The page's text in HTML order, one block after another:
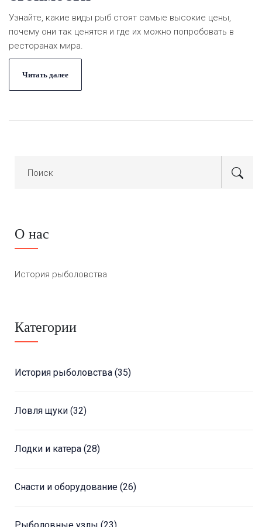
Узнайте, какие виды рыб стоят самые высокие цены,
почему они так ценятся и где их можно попробовать в
ресторанах мира.
Читать далее
О нас
История рыболовства
Категории
История рыболовства (35)
Ловля щуки (32)
Лодки и катера (28)
Снасти и оборудование (26)